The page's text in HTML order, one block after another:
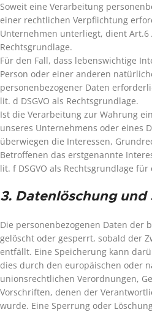
Soweit eine Verarbeitung
einer rechtlichen Verpflichtung
Unternehmen unterliegt, dient Art.6
Rechtsgrundlage.
Für den Fall, dass lebenswichtige
Person oder einer anderen
personenbezogener Daten
lit. d DSGVO als Rechtsgrundlage.
Ist die Verarbeitung zur Wahrung
unseres Unternehmens oder eines
überwiegen die Interessen,
Betroffenen das erstgenannte
lit. f DSGVO als Rechtsgrundlage
3. Datenlöschung und
Die personenbezogenen Daten der
gelöscht oder gesperrt, sobald der
entfällt. Eine Speicherung kann
dies durch den europäischen oder
unionsrechtlichen Verordnungen,
Vorschriften, denen der
wurde. Eine Sperrung oder